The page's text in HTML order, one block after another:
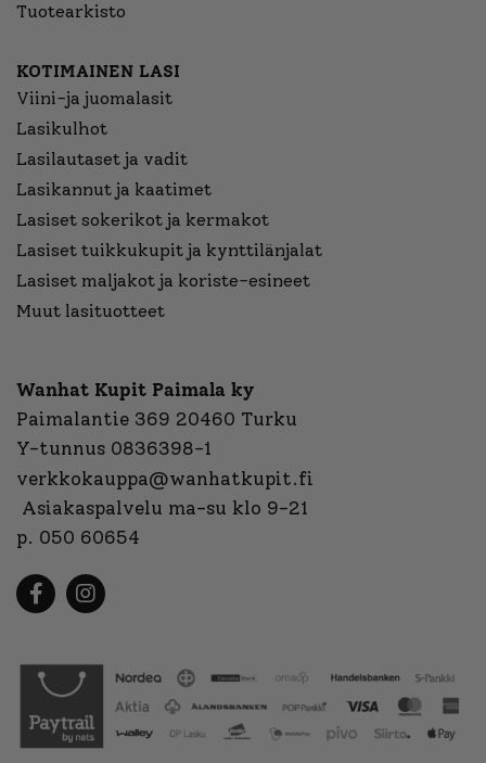
Tuotearkisto
KOTIMAINEN LASI
Viini-ja juomalasit
Lasikulhot
Lasilautaset ja vadit
Lasikannut ja kaatimet
Lasiset sokerikot ja kermakot
Lasiset tuikkukupit ja kynttilänjalat
Lasiset maljakot ja koriste-esineet
Muut lasituotteet
Wanhat Kupit Paimala ky
Paimalantie 369 20460 Turku
Y-tunnus 0836398-1
verkkokauppa@wanhatkupit.fi
Asiakaspalvelu ma-su klo 9-21
p. 050 60654